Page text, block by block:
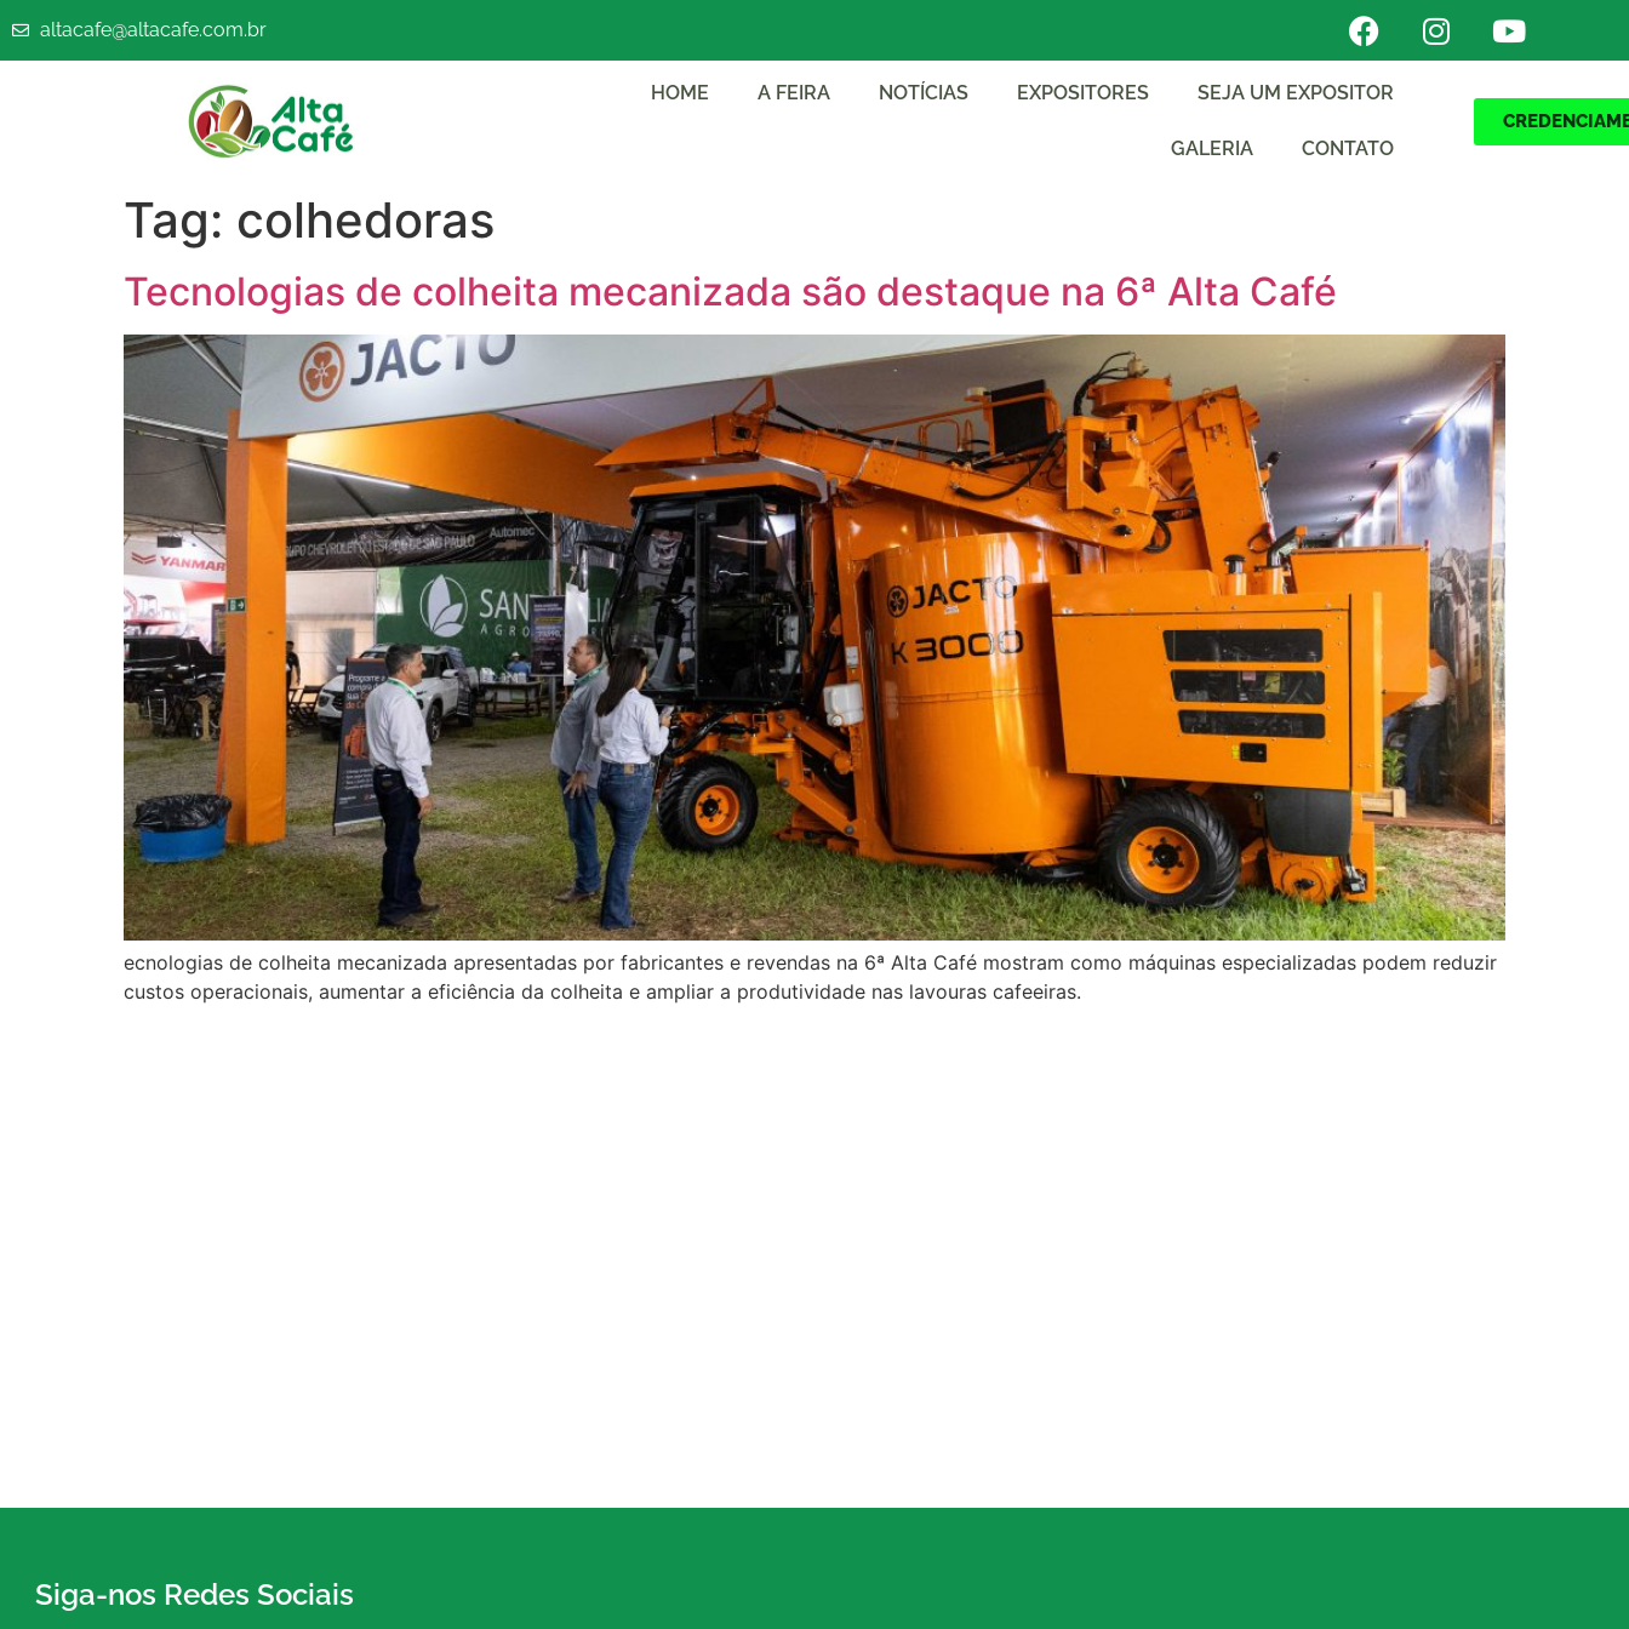
altacafe@altacafe.com.br
HOME A FEIRA NOTÍCIAS EXPOSITORES SEJA UM EXPOSITOR
GALERIA CONTATO
Tag: colhedoras
Tecnologias de colheita mecanizada são destaque na 6ª Alta Café
ecnologias de colheita mecanizada apresentadas por fabricantes e revendas na 6ª Alta Café mostram como máquinas especializadas podem reduzir
custos operacionais, aumentar a eficiência da colheita e ampliar a produtividade nas lavouras cafeeiras.
Siga-nos Redes Sociais